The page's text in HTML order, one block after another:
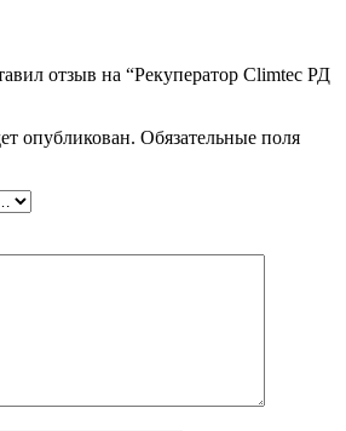
отзыв на “Рекуператор Climtec РД
опубликован. Обязательные поля